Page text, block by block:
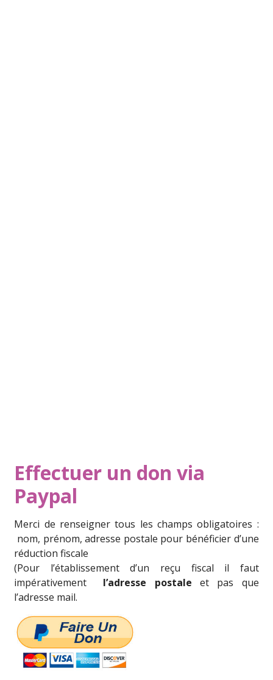
Effectuer un don via
Paypal
Merci de renseigner tous les champs obligatoires :
nom, prénom, adresse postale pour bénéficier d’une
réduction fiscale
(Pour l’établissement d’un reçu fiscal il faut
impérativement l’adresse postale et pas que
l’adresse mail.